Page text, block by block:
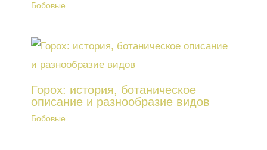
Бобовые
Горох: история, ботаническое
описание и разнообразие видов
Бобовые